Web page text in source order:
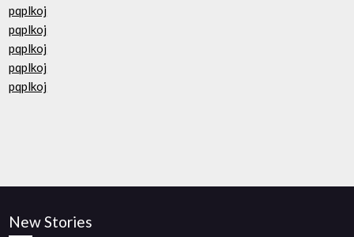
pqplkoj
pqplkoj
pqplkoj
pqplkoj
pqplkoj
New Stories